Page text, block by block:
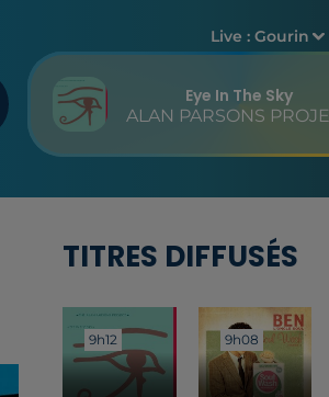
Live :Gourin
Eye In The Sky
ALAN PARSONS
TITRES DIFFUSÉS
9h12
9h12 9h08
9h08